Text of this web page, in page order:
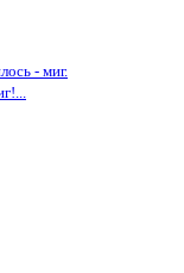
- миг.